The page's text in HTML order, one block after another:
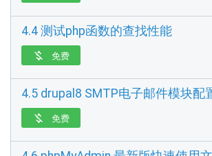
4.4 测试php函数的查找性能
 免费
4.5 drupal8 SMTP电子邮件模块配
 免费